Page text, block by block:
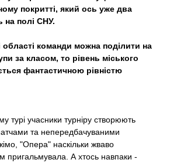
покритті, який ось уже два
на полі СНУ.
області команди можна поділити на
за класом, то рівень міського
фантастичною рівністю
турі учасники турніру створюють
та непередбачуваними
"Опера" наскільки жваво
пригальмувала. А хтось навпаки -